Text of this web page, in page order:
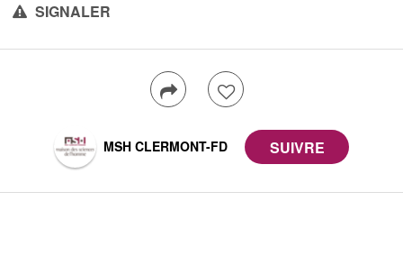
SIGNALER
MSH CLERMONT-FD